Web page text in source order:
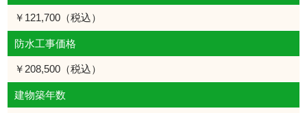
￥121,700（税込）
防水工事価格
￥208,500（税込）
建物築年数